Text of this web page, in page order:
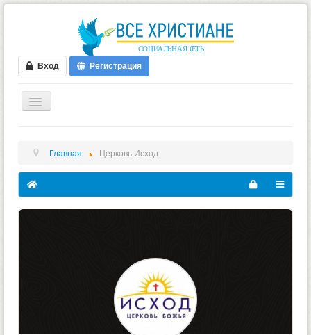
Вход Регистрация
ФОРУМ
ВИДЕО
БЛОГИ
Главная Церковь Исход